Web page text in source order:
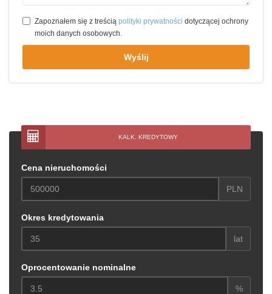
Zapoznałem się z treścią polityki prywatności dotyczącej ochrony
moich danych osobowych.
Wyślij
KALK. KREDYTOWY
Cena nieruchomości
PLN
Okres kredytowania
lat
Oprocentowanie nominalne
%